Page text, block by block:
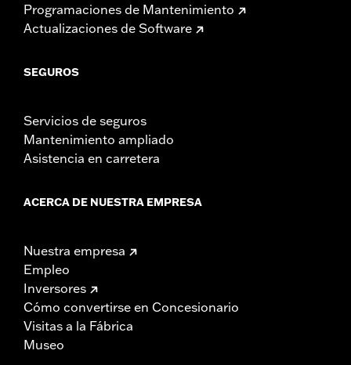
Programaciones de Mantenimiento
Actualizaciones de Software
SEGUROS
Servicios de seguros
Mantenimiento ampliado
Asistencia en carretera
ACERCA DE NUESTRA EMPRESA
Nuestra empresa
Empleo
Inversores
Cómo convertirse en Concesionario
Visitas a la Fábrica
Museo